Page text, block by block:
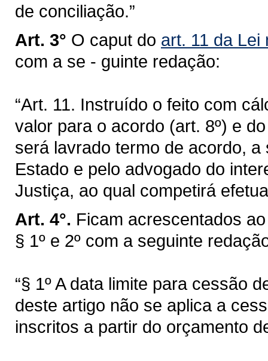
de conciliação.”
Art. 3° O caput do art. 11 da Lei
com a se - guinte redação:
“Art. 11. Instruído o feito com
valor para o acordo (art. 8º) e
será lavrado termo de acordo,
Estado e pelo advogado do
Justiça, ao qual competirá
Art. 4°. Ficam acrescentados
§ 1º e 2º com a seguinte
“§ 1º A data limite para cessão
deste artigo não se aplica a
inscritos a partir do orçamento